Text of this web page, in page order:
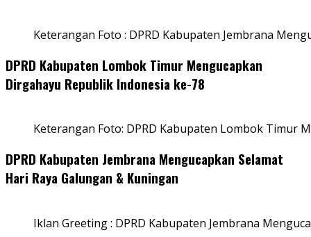
Keterangan Foto : DPRD Kabupaten Jembrana
DPRD Kabupaten Lombok Timur Mengucapkan
Dirgahayu Republik Indonesia ke-78
Keterangan Foto: DPRD Kabupaten Lombok Timur
DPRD Kabupaten Jembrana Mengucapkan Selamat
Hari Raya Galungan & Kuningan
Iklan Greeting : DPRD Kabupaten Jembrana